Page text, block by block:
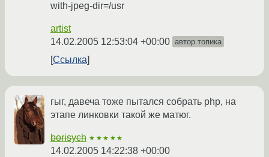
with-jpeg-dir=/usr
artist
14.02.2005 12:53:04 +00:00 автор топика
Ссылка
гыг, давеча тоже пытался собрать php, на
этапе линковки такой же матюг.
borisych ★★★★★
14.02.2005 14:22:38 +00:00